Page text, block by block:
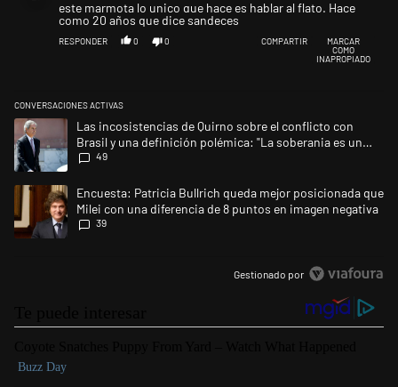
este marmota lo unico que hace es hablar al flato. Hace
como 20 años que dice sandeces
RESPONDER 0 0 COMPARTIR
MARCAR
COMO
INAPROPIADO
CONVERSACIONES ACTIVAS
Este listado muestra los artículos con más comentarios en los últimos
Un artículo de tendencia con el título "Las incosistencias de Quirno
Las incosistencias de Quirno sobre el conflicto con
Brasil y una definición polémica: "La soberania es un
concepto antiguo"
49
Un artículo de tendencia con el título "Encuesta: Patricia Bullrich
Encuesta: Patricia Bullrich queda mejor posicionada que
Milei con una diferencia de 8 puntos en imagen negativa
39
Gestionado por